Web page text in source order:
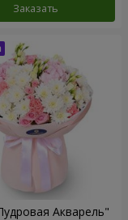
Заказать
Акварель"